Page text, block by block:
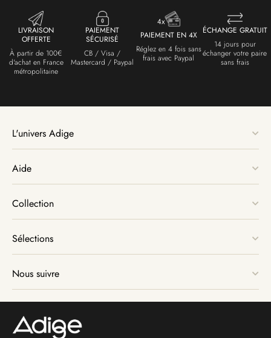
LIVRAISON
OFFERTE
À partir de 100€
d'achat en France
métropolitaine
PAIEMENT
SÉCURISÉ
CB / Visa /
Mastercard / Paypal
PAIEMENT EN 4X
Réglez en 4 fois sans
frais avec Paypal
ÉCHANGE GRATUIT
14 jours pour
échanger votre paire
sans frais
L'univers Adige
Aide
Collection
Sélections
Nous suivre